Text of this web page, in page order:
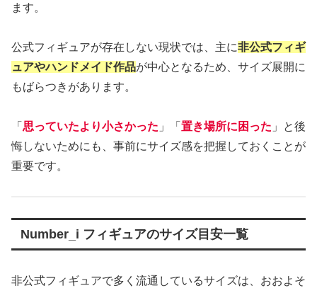
ます。
公式フィギュアが存在しない現状では、主に非公式フィギ
ュアやハンドメイド作品が中心となるため、サイズ展開に
もばらつきがあります。
「 思っていたより小さかった 」「 置き場所に困った 」と後
悔しないためにも、事前にサイズ感を把握しておくことが
重要です。
Number_i フィギュアのサイズ目安一覧
非公式フィギュアで多く流通しているサイズは、おおよそ